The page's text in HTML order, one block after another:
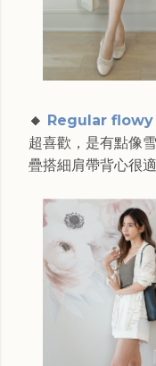
🔸 Regular
超喜歡，是有點像
疊搭細肩帶背心很